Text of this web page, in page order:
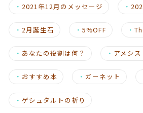
・ 2021年12月のメッセージ ・
・ 2月誕生石 ・5%OFF ・
・ あなたの役割は何？ ・ アメシス
・ おすすめ本 ・ ガーネット
・ ゲシュタルトの祈り